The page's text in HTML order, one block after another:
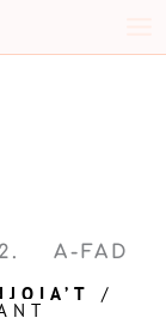
A-FAD
/